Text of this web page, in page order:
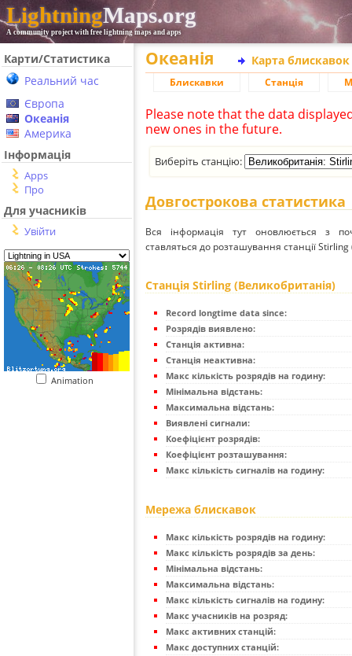
LightningMaps.org
A community project with free lightning maps and apps
Карти/Статистика
Реальний час
Європа
Океанія
Америка
Інформація
Apps
Про
Для учасників
Увійти
Animation
Океанія Карта
Блискавки Станція
Please note that the data
new ones in the future.
Виберіть станцію:
Довгострокова статистика
Вся інформація тут оновлюється з
ставляться до розташування станції
Станція Stirling (Великобританія)
Record longtime data since:
Розрядів виявлено:
Станція активна:
Станція неактивна:
Макс кількість розрядів на годину:
Мінімальна відстань:
Максимальна відстань:
Виявлені сигнали:
Коефіцієнт розрядів:
Коефіцієнт розташування:
Макс кількість сигналів на годину:
Мережа блискавок
Макс кількість розрядів на годину:
Макс кількість розрядів за день:
Мінімальна відстань:
Максимальна відстань:
Макс кількість сигналів на годину:
Макс учасників на розряд:
Макс активних станцій:
Макс доступних станцій: